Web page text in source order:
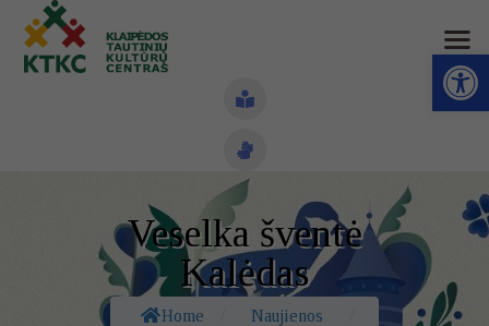
Open toolbar
Veselka šventė
Kalėdas
Home Naujienos
Naujienos
Struktūra ir kontaktai
Veiklos sritys